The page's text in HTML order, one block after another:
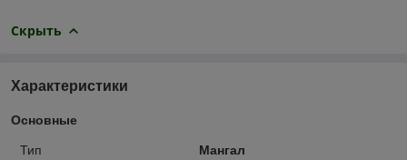
Скрыть
Характеристики
Основные
Тип Мангал